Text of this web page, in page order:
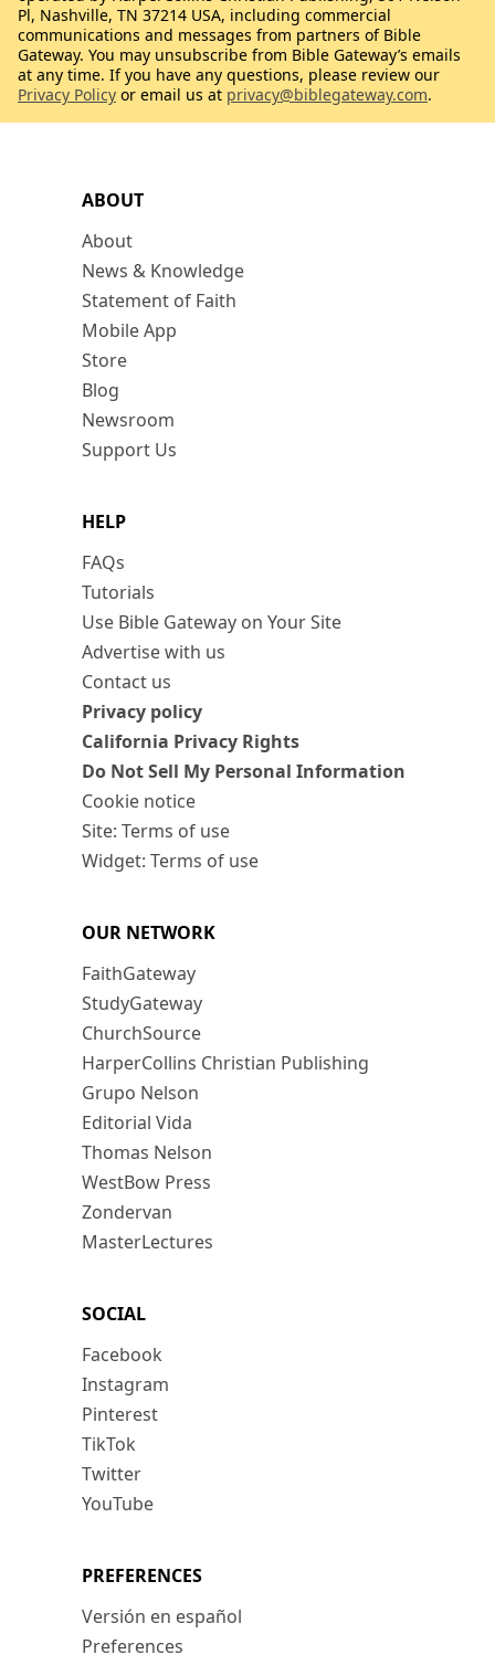
ABOUT
About
News & Knowledge
Statement of Faith
Mobile App
Store
Blog
Newsroom
Support Us
HELP
FAQs
Tutorials
Use Bible Gateway on Your Site
Advertise with us
Contact us
Privacy policy
California Privacy Rights
Do Not Sell My Personal Information
Cookie notice
Site: Terms of use
Widget: Terms of use
OUR NETWORK
FaithGateway
StudyGateway
ChurchSource
HarperCollins Christian Publishing
Grupo Nelson
Editorial Vida
Thomas Nelson
WestBow Press
Zondervan
MasterLectures
SOCIAL
Facebook
Instagram
Pinterest
TikTok
Twitter
YouTube
PREFERENCES
Versión en español
Preferences
Pl, Nashville, TN 37214 USA, including commercial
communications and messages from partners of Bible
Gateway. You may unsubscribe from Bible Gateway’s emails
at any time. If you have any questions, please review our
Privacy Policy or email us at privacy@biblegateway.com.